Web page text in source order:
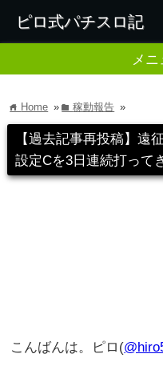
ピロ式パチスロ記
メニ
home Home » folder稼動報告 »
【過去記事再投稿】遠
設定Cを3日連続打って
こんばんは。ピロ(